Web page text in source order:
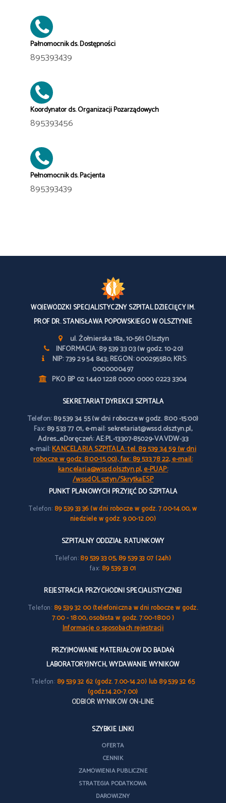
Pałnomocnik ds. Dostępności
895393439
Koordynator ds. Organizacji Pozarządowych
895393456
Pełnomocnik ds. Pacjenta
895393439
WOJEWÓDZKI SPECJALISTYCZNY SZPITAL DZIECIĘCY IM.
PROF DR. STANISŁAWA POPOWSKIEGO W OLSZTYNIE
ul. Żołnierska 18a, 10-561 Olsztyn
INFORMACJA: 89 539 33 03 (w godz. 10-20)
NIP: 739 29 54 843; REGON: 000295580; KRS:
0000000497
PKO BP 02 1440 1228 0000 0000 0223 3304
SEKRETARIAT DYREKCJI SZPITALA
Telefon:89 539 34 55 (w dni robocze w godz. 8:00 -15:00)
Fax:89 533 77 01, e-mail: sekretariat@wssd.olsztyn.pl,
Adres_eDoręczeń: AE:PL-13307-85029-VAVDW-33
e-mail:KANCELARIA SZPITALA: tel. 89 539 34 59 (w dni
robocze w godz. 8:00-15.00), fax: 89 533 78 22, e-mail:
kancelaria@wssd.olsztyn.pl, e-PUAP:
/wssdOLsztyn/SkrytkaESP
PUNKT PLANOWYCH PRZYJĘĆ DO SZPITALA
Telefon: 89 539 33 36 (w dni robocze w godz. 7.00-14.00, w
niedziele w godz. 9.00-12.00)
SZPITALNY ODDZIAŁ RATUNKOWY
Telefon:89 539 33 05, 89 539 33 07 (24h)
fax: 89 539 33 01
REJESTRACJA PRZYCHODNI SPECJALISTYCZNEJ
Telefon: 89 539 32 00 (telefoniczna w dni robocze w godz.
7:00 - 18:00, osobista w godz. 7:00-18:00 )
Informacje o sposobach rejestracji
PRZYJMOWANIE MATERIAŁÓW DO BADAŃ
LABORATORYJNYCH, WYDAWANIE WYNIKÓW
Telefon: 89 539 32 62 (godz. 7.00-14.20) lub 89 539 32 65
(godz.14.20-7.00)
ODBIÓR WYNIKÓW ON-LINE
SZYBKIE LINKI
OFERTA
CENNIK
ZAMÓWIENIA PUBLICZNE
STRATEGIA PODATKOWA
DAROWIZNY